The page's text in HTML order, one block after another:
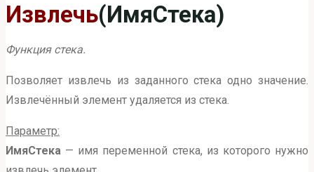
Извлечь(ИмяСтека)
Функция стека.
Позволяет извлечь из заданного стека одно значение.
Извлечённый элемент удаляется из стека.
Параметр:
ИмяСтека — имя переменной стека, из которого нужно